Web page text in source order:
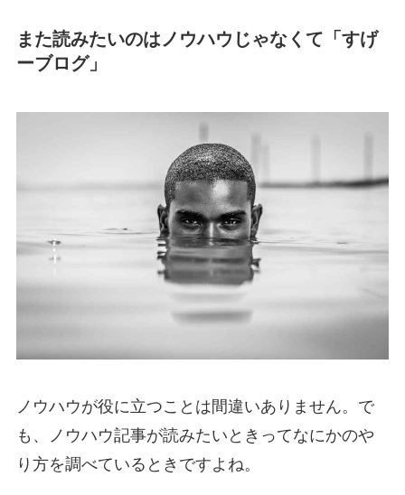
また読みたいのはノウハウじゃなくて「すげ
ーブログ」
ノウハウが役に立つことは間違いありません。で
も、ノウハウ記事が読みたいときってなにかのや
り方を調べているときですよね。